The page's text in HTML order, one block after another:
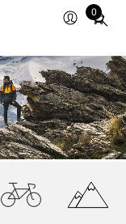
0
Total
in
cart:
0